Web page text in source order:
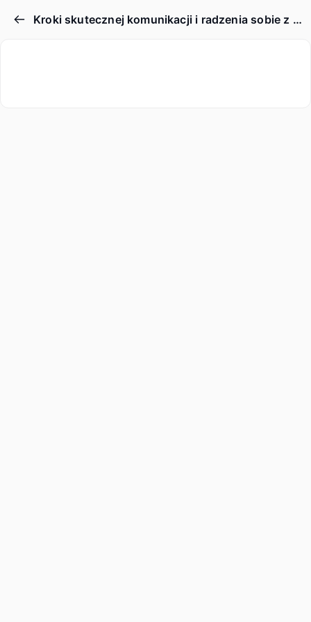
Kroki skutecznej komunikacji i radzenia sobie z drażliwymi kwestiami